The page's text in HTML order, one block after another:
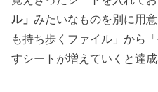
ル」みたいなものを別に用
も持ち歩くファイル」から
すシートが増えていくと達